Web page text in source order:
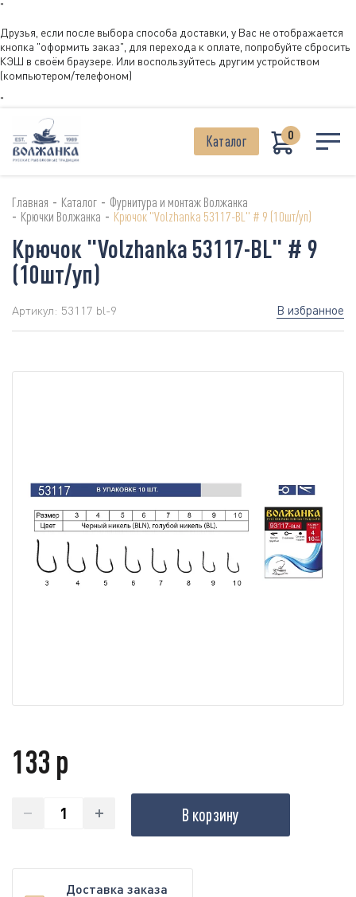
"
Друзья, если после выбора способа доставки, у Вас не отображается
кнопка "оформить заказ", для перехода к оплате, попробуйте сбросить
КЭШ в своём браузере. Или воспользуйтесь другим устройством
(компьютером/телефоном)
"
Каталог 0
Главная - Каталог - Фурнитура и монтаж Волжанка
- Крючки Волжанка - Крючок "Volzhanka 53117-BL" # 9 (10шт/уп)
Крючок "Volzhanka 53117-BL" # 9
(10шт/уп)
Артикул: 53117 bl-9 В избранное
133 р
В корзину
Доставка заказа